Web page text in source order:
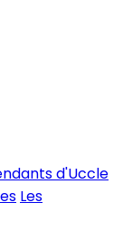
d'Uccle
Les